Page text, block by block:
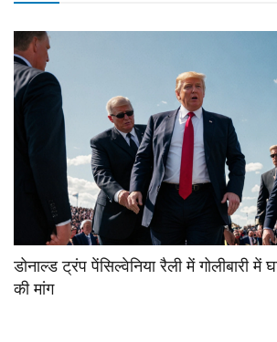
डोनाल्ड ट्रंप पेंसिल्वेनिया रैली में गोलीबारी में
की मांग